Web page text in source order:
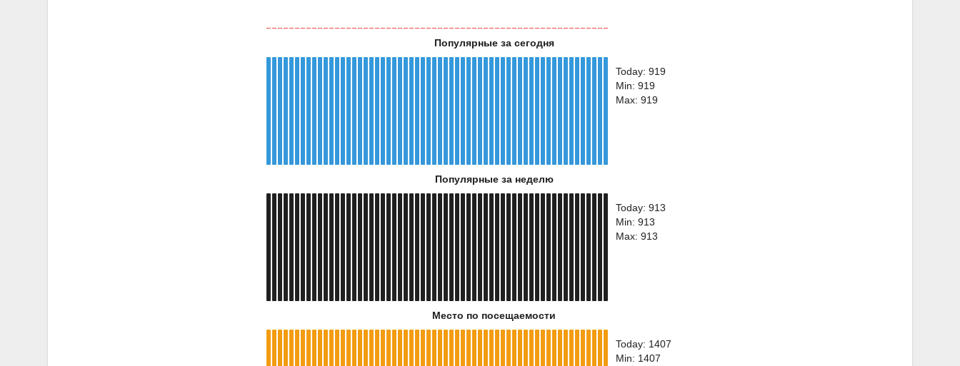
Популярные за сегодня
Today: 919
Min: 919
Max: 919
Популярные за неделю
Today: 913
Min: 913
Max: 913
Место по посещаемости
Today: 1407
Min: 1407